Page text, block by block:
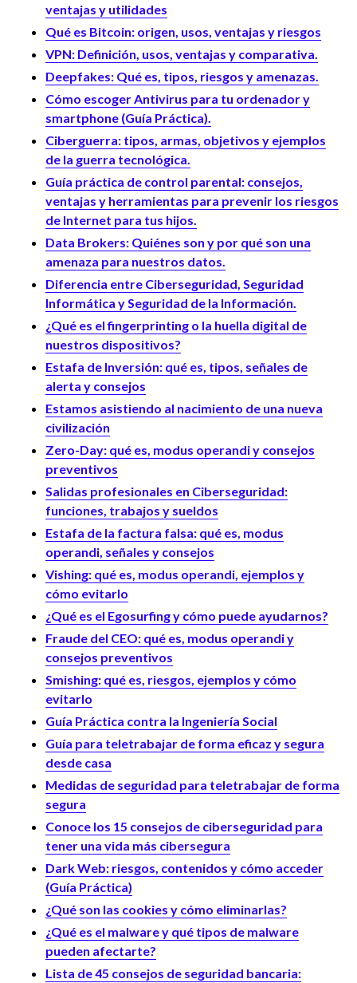
ventajas y utilidades
Qué es Bitcoin: origen, usos, ventajas y riesgos
VPN: Definición, usos, ventajas y comparativa.
Deepfakes: Qué es, tipos, riesgos y amenazas.
Cómo escoger Antivirus para tu ordenador y
smartphone (Guía Práctica).
Ciberguerra: tipos, armas, objetivos y ejemplos
de la guerra tecnológica.
Guía práctica de control parental: consejos,
ventajas y herramientas para prevenir los riesgos
de Internet para tus hijos.
Data Brokers: Quiénes son y por qué son una
amenaza para nuestros datos.
Diferencia entre Ciberseguridad, Seguridad
Informática y Seguridad de la Información.
¿Qué es el fingerprinting o la huella digital de
nuestros dispositivos?
Estafa de Inversión: qué es, tipos, señales de
alerta y consejos
Estamos asistiendo al nacimiento de una nueva
civilización
Zero-Day: qué es, modus operandi y consejos
preventivos
Salidas profesionales en Ciberseguridad:
funciones, trabajos y sueldos
Estafa de la factura falsa: qué es, modus
operandi, señales y consejos
Vishing: qué es, modus operandi, ejemplos y
cómo evitarlo
¿Qué es el Egosurfing y cómo puede ayudarnos?
Fraude del CEO: qué es, modus operandi y
consejos preventivos
Smishing: qué es, riesgos, ejemplos y cómo
evitarlo
Guía Práctica contra la Ingeniería Social
Guía para teletrabajar de forma eficaz y segura
desde casa
Medidas de seguridad para teletrabajar de forma
segura
Conoce los 15 consejos de ciberseguridad para
tener una vida más cibersegura
Dark Web: riesgos, contenidos y cómo acceder
(Guía Práctica)
¿Qué son las cookies y cómo eliminarlas?
¿Qué es el malware y qué tipos de malware
pueden afectarte?
Lista de 45 consejos de seguridad bancaria: